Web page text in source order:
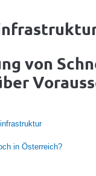
von
in Österreich?